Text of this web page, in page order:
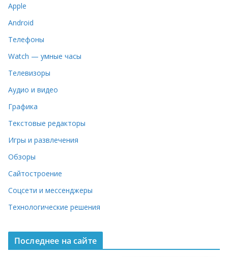
Apple
Android
Телефоны
Watch — умные часы
Телевизоры
Аудио и видео
Графика
Текстовые редакторы
Игры и развлечения
Обзоры
Сайтостроение
Соцсети и мессенджеры
Технологические решения
Последнее на сайте